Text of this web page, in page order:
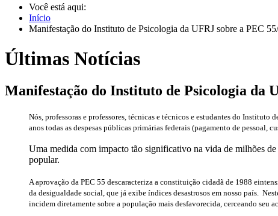
Você está aqui:
Início
Manifestação do Instituto de Psicologia da UFRJ sobre a PEC
Últimas Notícias
Manifestação do Instituto de Psicologia da
Nós, professoras e professores, técnicas e técnicos e estudantes do
anos todas as despesas públicas primárias federais (pagamento de pessoal,
Uma medida com impacto tão significativo na vida de milhões de
popular.
A aprovação da PEC 55 descaracteriza a constituição cidadã de 1988
da desigualdade social, que já exibe índices desastrosos em nosso país.
incidem diretamente sobre a população mais desfavorecida, cerceando seu